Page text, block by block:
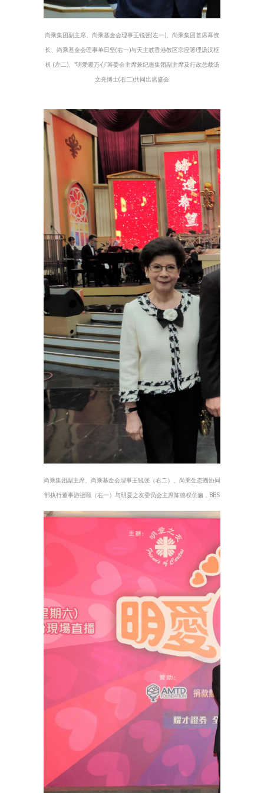
尚乘集团副主席、尚乘基金会理事王锐强(左一)、尚乘集团首席幕僚
长、尚乘基金会理事单日坚(右一)与天主教香港教区宗座署理汤汉枢
机 (左二)、“明爱暖万心”筹委会主席兼纪惠集团副主席及行政总裁汤
文亮博士(右二)共同出席盛会
尚乘集团副主席、尚乘基金会理事王锐强（右二）、尚乘生态圈协同
部执行董事游祖颐（右一）与明爱之友委员会主席陈德权伉俪，BBS